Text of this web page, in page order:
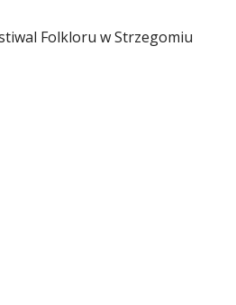
Folkloru w Strzegomiu